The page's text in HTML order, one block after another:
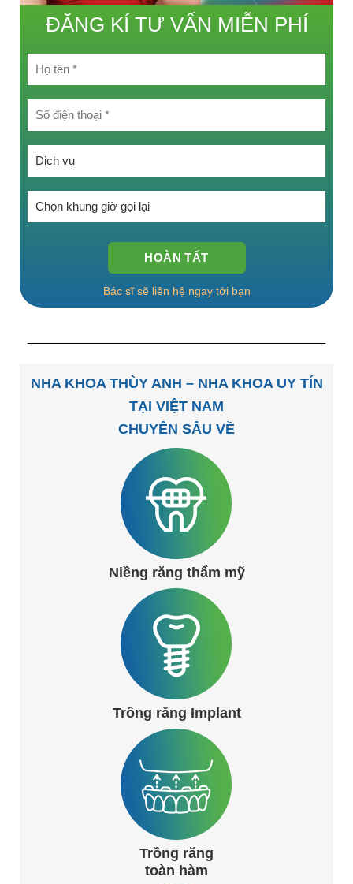
ĐĂNG KÍ TƯ VẤN MIỄN PHÍ
Bác sĩ sẽ liên hệ ngay tới bạn
NHA KHOA THÙY ANH – NHA KHOA UY TÍN
TẠI VIỆT NAM
CHUYÊN SÂU VỀ
Niềng răng thẩm mỹ
Trồng răng Implant
Trồng răng
toàn hàm